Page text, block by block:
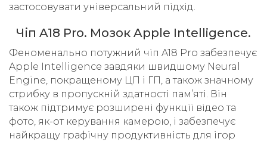
застосовувати універсальний підхід.
Чіп A18 Pro. Мозок Apple Intelligence.
Феноменально потужний чіп A18 Pro забезпечує
Apple Intelligence завдяки швидшому Neural
Engine, покращеному ЦП і ГП, а також значному
стрибку в пропускній здатності пам’яті. Він
також підтримує розширені функції відео та
фото, як-от керування камерою, і забезпечує
найкращу графічну продуктивність для ігор